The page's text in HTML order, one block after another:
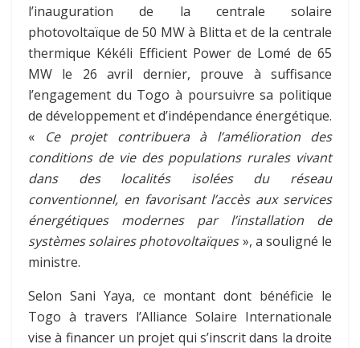
l’inauguration de la centrale solaire
photovoltaïque de 50 MW à Blitta et de la centrale
thermique Kékéli Efficient Power de Lomé de 65
MW le 26 avril dernier, prouve à suffisance
l’engagement du Togo à poursuivre sa politique
de développement et d’indépendance énergétique.
«
Ce projet contribuera à l’amélioration des
conditions de vie des populations rurales vivant
dans des localités isolées du réseau
conventionnel, en favorisant l’accès aux services
énergétiques modernes par l’installation de
systèmes solaires photovoltaïques», a souligné le
ministre.
Selon Sani Yaya, ce montant dont bénéficie le
Togo à travers l’Alliance Solaire Internationale
vise à financer un projet qui s’inscrit dans la droite